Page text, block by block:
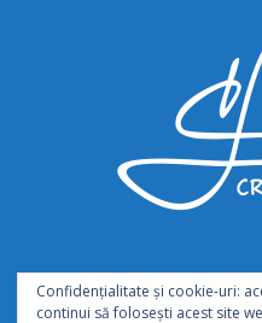
Confidențialitate și cookie-uri:
continui să folosești acest site